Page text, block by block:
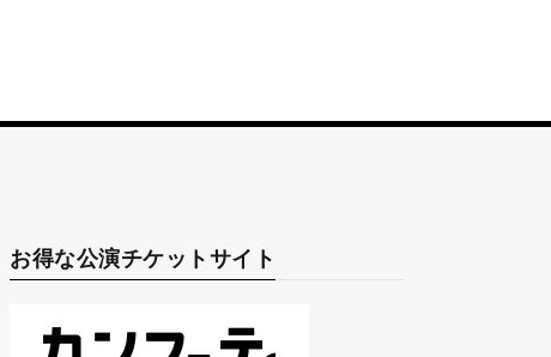
お得な公演チケットサイト